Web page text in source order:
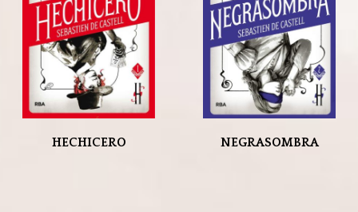
HECHICERO NEGRASOMBRA